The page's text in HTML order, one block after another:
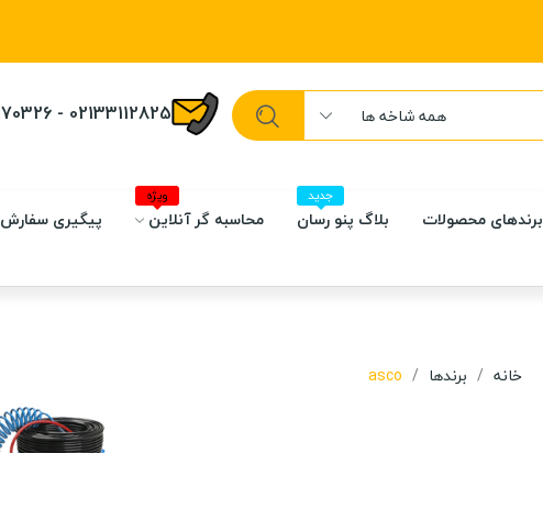
همه شاخه ها 02133112825 - 09910170326
برندهای محصولات بلاگ پنو رسان
جدید
محاسبه گر آنلاین
ویژه
پیگیری سفارش
خانه برندها asco